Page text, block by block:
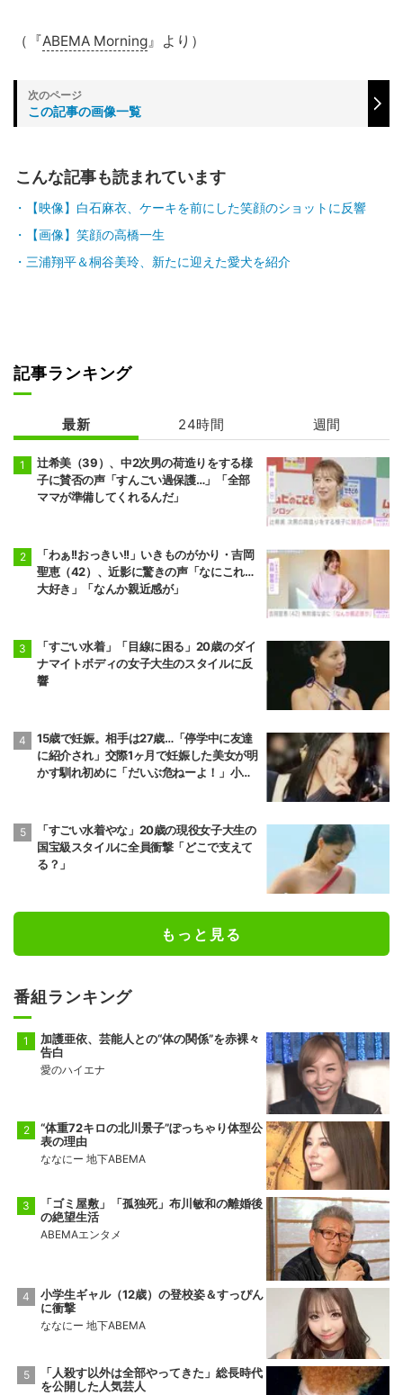
（『ABEMA Morning』より）
この記事の画像一覧
こんな記事も読まれています
【映像】白石麻衣、ケーキを前にした笑顔のショットに反響
【画像】笑顔の高橋一生
三浦翔平＆桐谷美玲、新たに迎えた愛犬を紹介
記事ランキング
最新 24時間 週間
辻希美（39）、中2次男の荷造りをする様
子に賛否の声「すんごい過保護…」「全部
ママが準備してくれるんだ」
「わぁ!!おっきい!!」いきものがかり・吉岡
聖恵（42）、近影に驚きの声「なにこれ…
大好き」「なんか親近感が」
「すごい水着」「目線に困る」20歳のダイ
ナマイトボディの女子大生のスタイルに反
響
15歳で妊娠。相手は27歳…「停学中に友達
に紹介され」交際1ヶ月で妊娠した美女が明
かす馴れ初めに「だいぶ危ねーよ！」小森
「すごい水着やな」20歳の現役女子大生の
国宝級スタイルに全員衝撃「どこで支えて
る？」
もっと見る
番組ランキング
加護亜依、芸能人との“体の関係”を赤裸々
告白
愛のハイエナ
“体重72キロの北川景子”ぽっちゃり体型公
表の理由
ななにー 地下ABEMA
「ゴミ屋敷」「孤独死」布川敏和の離婚後
の絶望生活
ABEMAエンタメ
小学生ギャル（12歳）の登校姿＆すっぴん
に衝撃
ななにー 地下ABEMA
「人殺す以外は全部やってきた」総長時代
を公開した人気芸人